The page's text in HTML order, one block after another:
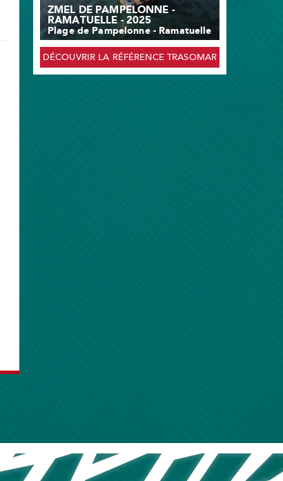
ZMEL DE PAMPELONNE -
RAMATUELLE - 2025
Plage de Pampelonne - Ramatuelle
DÉCOUVRIR LA RÉFÉRENCE TRASOMAR